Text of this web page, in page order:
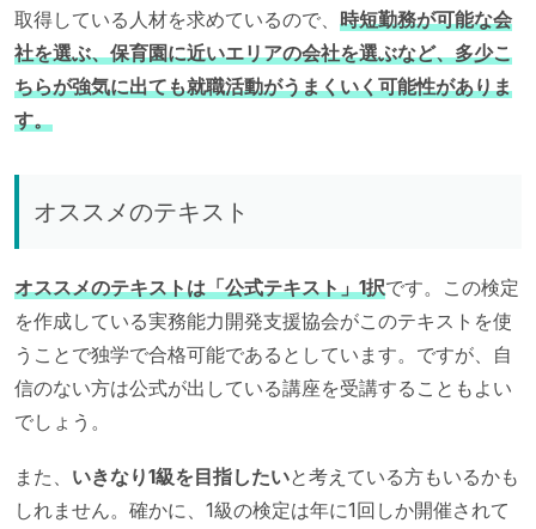
取得している人材を求めているので、 時短勤務が可能な会
社を選ぶ、保育園に近いエリアの会社を選ぶなど、多少こ
ちらが強気に出ても就職活動がうまくいく可能性がありま
す。
オススメのテキスト
オススメのテキストは「公式テキスト」1択です。この検定
を作成している実務能力開発支援協会がこのテキストを使
うことで独学で合格可能であるとしています。ですが、自
信のない方は公式が出している講座を受講することもよい
でしょう。
また、 いきなり1級を目指したいと考えている方もいるかも
しれません。確かに、1級の検定は年に1回しか開催されて